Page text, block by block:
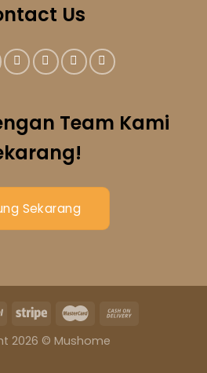
Us
Team Kami
Sekarang
2026 © Mushome